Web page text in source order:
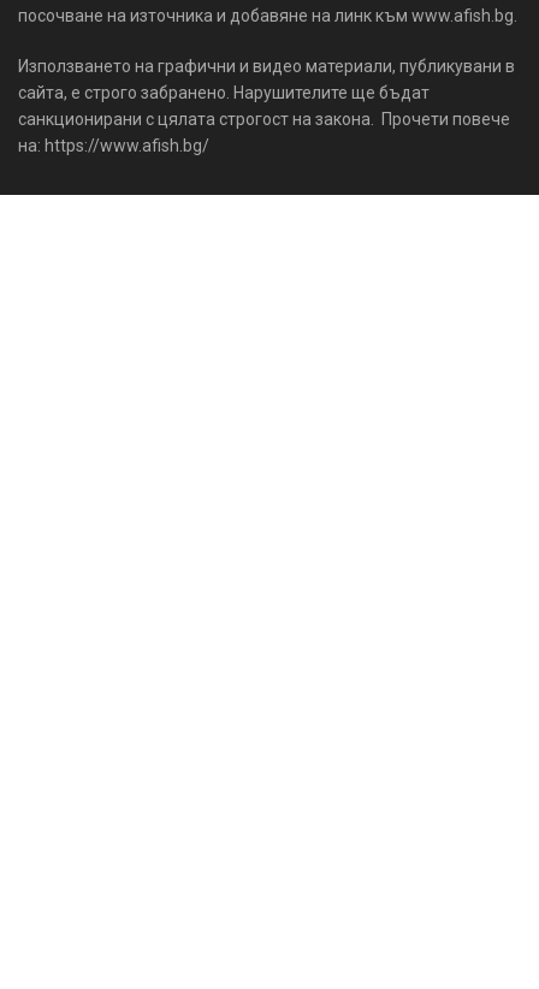
посочване на източника и добавяне на линк към www.afish.bg.
Използването на графични и видео материали, публикувани в
сайта, е строго забранено. Нарушителите ще бъдат
санкционирани с цялата строгост на закона. Прочети повече
на: https://www.afish.bg/